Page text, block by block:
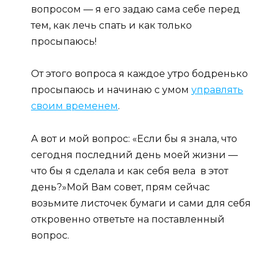
вопросом — я его задаю сама себе перед
тем, как лечь спать и как только
просыпаюсь!
От этого вопроса я каждое утро бодренько
просыпаюсь и начинаю с умом управлять
своим временем.
А вот и мой вопрос: «Если бы я знала, что
сегодня последний день моей жизни —
что бы я сделала и как себя вела в этот
день?»Мой Вам совет, прям сейчас
возьмите листочек бумаги и сами для себя
откровенно ответьте на поставленный
вопрос.